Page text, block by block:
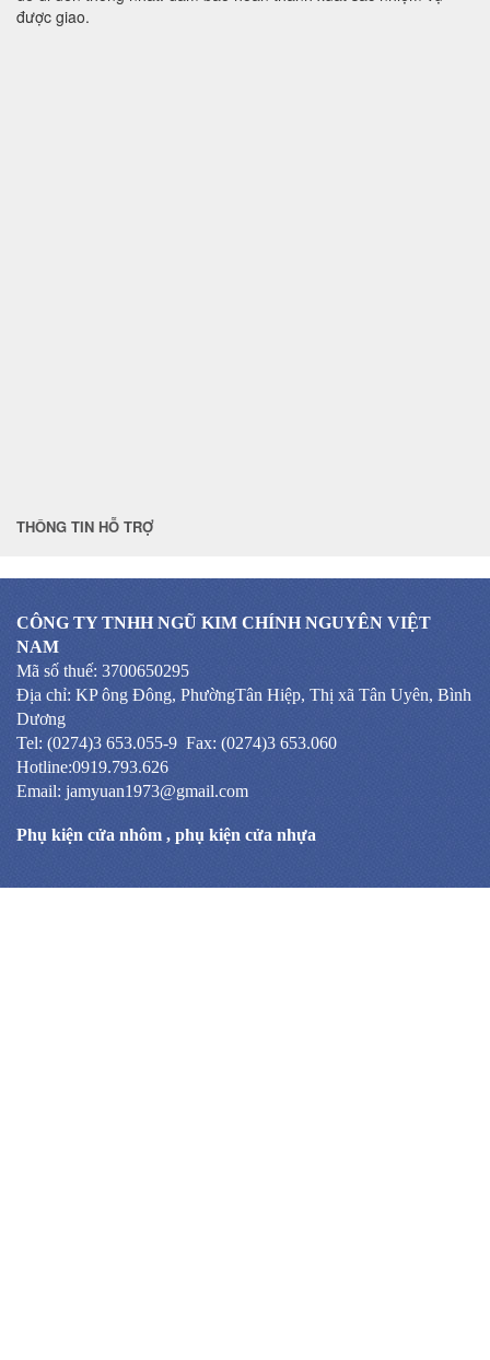
được giao.
THÔNG TIN HỖ TRỢ
CÔNG TY TNHH NGŨ KIM CHÍNH NGUYÊN VIỆT
NAM
Mã số thuế: 3700650295
Địa chỉ: KP ông Đông, PhườngTân Hiệp, Thị xã Tân Uyên, Bình
Dương
Tel: (0274)3 653.055-9 Fax: (0274)3 653.060
Hotline:0919.793.626
Email: jamyuan1973@gmail.com
Phụ kiện cửa nhôm , phụ kiện cửa nhựa